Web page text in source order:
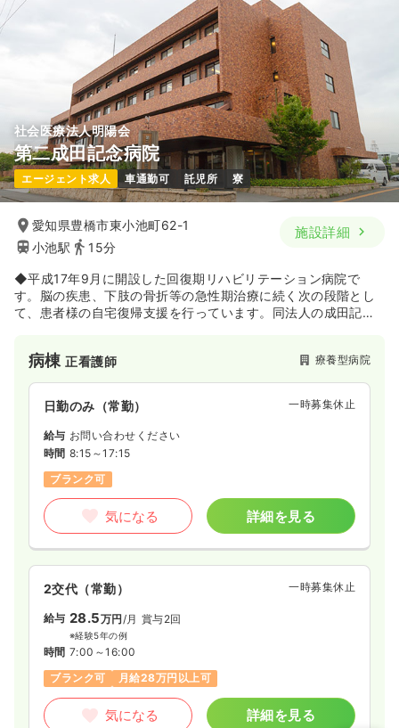
社会医療法人明陽会
第二成田記念病院
エージェント求人 車通勤可 託児所 寮
愛知県豊橋市東小池町62-1
小池駅
15分
施設詳細
◆平成17年9月に開設した回復期リハビリテーション病院で
す。脳の疾患、下肢の骨折等の急性期治療に続く次の段階とし
て、患者様の自宅復帰支援を行っています。同法人の成田記念
病棟正看護師 療養型病院
日勤のみ（常勤） 一時募集休止
給与 お問い合わせください
時間 8:15～17:15
ブランク可
気になる 詳細を見る
2交代（常勤） 一時募集休止
給与 28.5万円/月 賞与2回
※経験5年の例
時間 7:00～16:00
ブランク可
月給28万円以上可
気になる 詳細を見る